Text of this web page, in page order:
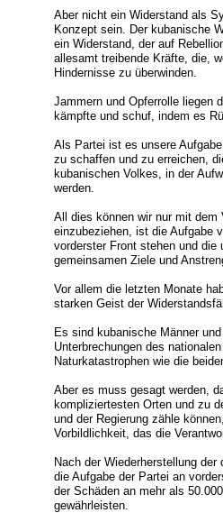
Aber nicht ein Widerstand als
Konzept sein. Der kubanische
ein Widerstand, der auf
allesamt treibende Kräfte, die,
Hindernisse zu überwinden.
Jammern und Opferrolle liegen
kämpfte und schuf, indem es
Als Partei ist es unsere
zu schaffen und zu erreichen,
kubanischen Volkes, in der
werden.
All dies können wir nur mit
einzubeziehen, ist die Aufgabe
vorderster Front stehen und die
gemeinsamen Ziele und
Vor allem die letzten Monate
starken Geist der
Es sind kubanische Männer
Unterbrechungen des
Naturkatastrophen wie die
Aber es muss gesagt werden,
kompliziertesten Orten und zu
und der Regierung zähle
Vorbildlichkeit, das die
Nach der Wiederherstellung
die Aufgabe der Partei an
der Schäden an mehr als
gewährleisten.